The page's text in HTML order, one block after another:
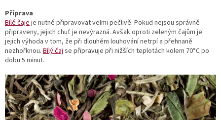
Příprava
Bílé čaje je nutné připravovat velmi pečlivě. Pokud nejsou správně
připraveny, jejich chuť je nevýrazná. Avšak oproti zeleným čajům je
jejich výhoda v tom, že při dlouhém louhování netrpí a přehnaně
nezhořknou. Bílý čaj se připravuje při nižších teplotách kolem 70°C po
dobu 5 minut.